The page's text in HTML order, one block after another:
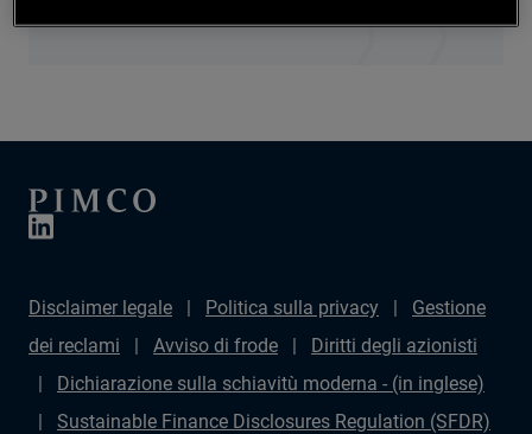
Disclaimer legale Politica sulla privacy
Gestione
dei reclami
Avviso di frode
Diritti degli azionisti
Dichiarazione sulla schiavitù moderna - (in inglese)
Sustainable Finance Disclosures Regulation (SFDR)